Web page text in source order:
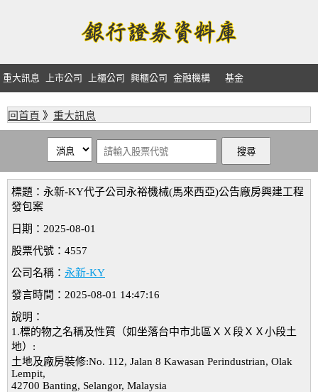
重大訊息 上市公司 上櫃公司 興櫃公司 金融機構 基金
回首頁 》 重大訊息
標題：永新-KY代子公司永裕機械(馬來西亞)公告廠房興建工程
發包案
日期：2025-08-01
股票代號：4557
公司名稱： 永新-KY
發言時間：2025-08-01 14:47:16
說明：
1.標的物之名稱及性質（如坐落台中市北區ＸＸ段ＸＸ小段土
地）:
土地及廠房裝修:No. 112, Jalan 8 Kawasan Perindustrian, Olak
Lempit,
42700 Banting, Selangor, Malaysia